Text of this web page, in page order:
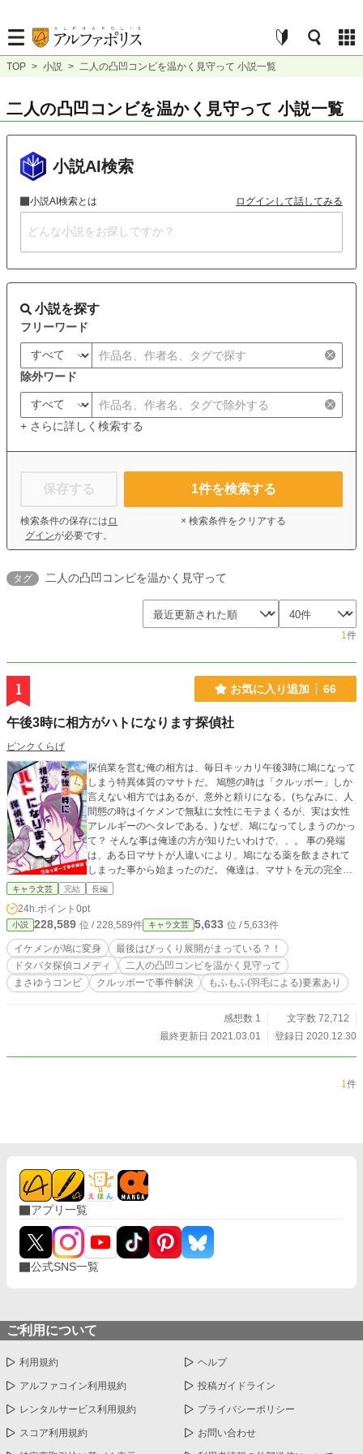
TOP > 小説 > 二人の凸凹コンビを温かく見守って 小説一覧
二人の凸凹コンビを温かく見守って 小説一覧
小説AI検索
小説AI検索とは ログインして話してみる
小説を探す
フリーワード
除外ワード
+ さらに詳しく検索する
保存する
検索条件の保存には ロ
グインが必要です。
1件を検索する
× 検索条件をクリアする
タグ 二人の凸凹コンビを温かく見守って
1件
1 お気に入り追加 66
午後3時に相方がハトになります探偵社
ピンクくらげ
探偵業を営む俺の相方は、毎日キッカリ午後3時に鳩になって
しまう特異体質のマサトだ。 鳩態の時は「クルッポー」しか
言えない相方ではあるが、意外と頼りになる。(ちなみに、人
間態の時はイケメンで無駄に女性にモテまくるが、実は女性
アレルギーのヘタレである。) なぜ、鳩になってしまうのかっ
て？ そんな事は俺達の方が知りたいわけで、、。 事の発端
は、ある日マサトが人違いにより、鳩になる薬を飲まされて
しまった事から始まったのだ。 俺達は、マサトを元の完全態
の人間に戻す為に、二人でコンビを組み、はちゃめちゃ事件
キャラ文芸 完結 長編
24h.ポイント 0pt
小説 228,589 位 / 228,589件 キャラ文芸 5,633 位 / 5,633件
イケメンが鳩に変身
最後はびっくり展開がまっている？！
ドタバタ探偵コメディ
二人の凸凹コンビを温かく見守って
まさゆうコンビ
クルッポーで事件解決 もふもふ(羽毛による)要素あり
感想数 1
文字数 72,712
最終更新日 2021.03.01
登録日 2020.12.30
1件
アプリ一覧
公式SNS一覧
ご利用について
利用規約 ヘルプ
アルファコイン利用規約 投稿ガイドライン
レンタルサービス利用規約 プライバシーポリシー
スコア利用規約 お問い合わせ